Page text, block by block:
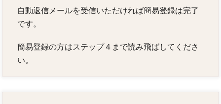
自動返信メールを受信いただければ簡易登録は完了
です。
簡易登録の方はステップ４まで読み飛ばしてくださ
い。